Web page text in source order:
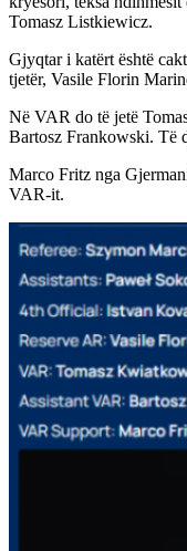
Tomasz Listkiewicz.
Gjyqtar i katërt është
tjetër, Vasile Florin
Në VAR do të jetë
Bartosz Frankowski. Të
Marco Fritz nga
VAR-it.